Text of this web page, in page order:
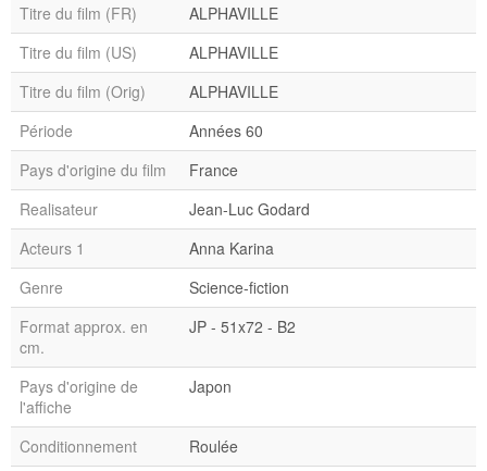
Titre du film (FR)
ALPHAVILLE
Titre du film (US)
ALPHAVILLE
Titre du film (Orig)
ALPHAVILLE
Période
Années 60
Pays d'origine du film
France
Realisateur
Jean-Luc Godard
Acteurs 1
Anna Karina
Genre
Science-fiction
Format approx. en
cm.
JP - 51x72 - B2
Pays d'origine de
l'affiche
Japon
Conditionnement
Roulée